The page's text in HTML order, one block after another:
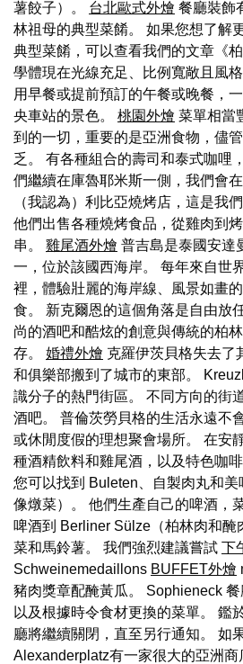
薯餃子）。 台北歐式外燴 餐廳裝飾
林祖母的典型菜餚。 如果您想了解
典型菜餚，可以查看我們的文章《
學體現在光線充足、比例寬敞且風
用早餐或提前預訂的午餐或晚餐，
央車站的景色。 桃園外燴 菜單相當
到的一切，重要的是亞洲食物，儘
乏。 有各種組合的壽司和泰式咖哩
們繼續在庫魯耶米斯一側，我們會
（我認為）利比亞燒烤店，這是我
他們出售各種燒烤食品，從雞肉到
串。 雞尾酒外燴 普吉島是泰國安達
一，位於該國西海岸。 每年來自世
裡，體驗壯麗的海岸線、風景如畫
食。 新克爾恩的這個角落是自由放
尚的酒吧和酷炫的創意與傳統的柏
存。 婚禮外燴 克羅伊茨貝格失去了
和俱樂部搬到了城市的東部。
識分子的熱門街區。 不同方向的街
酒吧。 普倫茨勞貝格的生活永遠不
或休閒度假的理想聚會場所。 在安
種酒精飲料和雞尾酒，以及特色咖
您可以找到 Buleten、自製肉丸和
像燉菜）。 他們生產自己的啤酒，
啤酒到 Berliner Sülze（柏林肉和醃
菜和馬鈴薯。 我們強烈建議嘗試 下
Schweinemedaillons BUFFET外燴
豬肉獎章配醃黃瓜。 Sophieneck
以及根據時令食材更換的菜單。 鑑
廳將繼續關閉，直至另行通知。 如
Alexanderplatz有一家很大的亞洲